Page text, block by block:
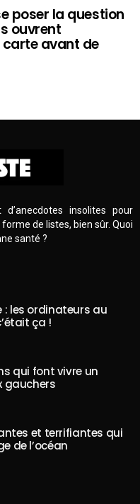
poser la question
ouvrent
avant de
insolites pour
de listes, bien sûr. Quoi
santé ?
les ordinateurs au
ça !
qui font vivre un
gauchers
et terrifiantes qui
de l’océan